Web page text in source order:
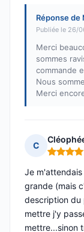
Réponse de
Publiée le 26/
Merci
sommes
commande
Nous
Merci
C
Note : 4
Je
grande (mais
description du
mettre j'y
mettre...sinon